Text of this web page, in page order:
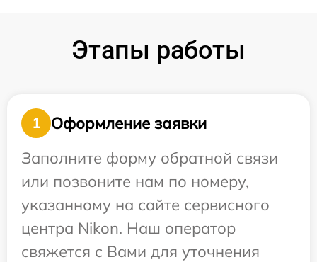
Этапы работы
1
Оформление заявки
Заполните форму обратной связи
или позвоните нам по номеру,
указанному на сайте сервисного
центра Nikon. Наш оператор
свяжется с Вами для уточнения